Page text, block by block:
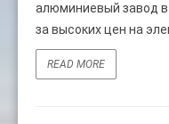
алюминиевый завод в
за высоких цен на
READ MORE